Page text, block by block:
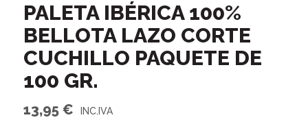
PALETA IBÉRICA 100%
BELLOTA LAZO CORTE
CUCHILLO PAQUETE DE
100 GR.
13,95 €